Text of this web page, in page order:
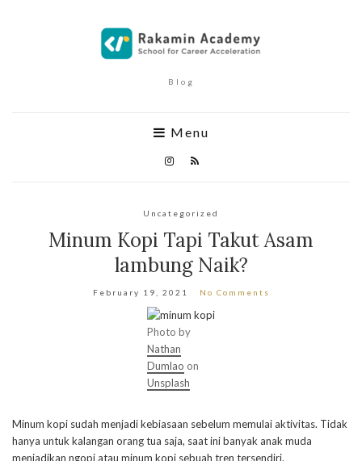
Blog
Menu
Uncategorized
Minum Kopi Tapi Takut Asam
lambung Naik?
February 19, 2021 No Comments
Photo by
Nathan
Dumlao on
Unsplash
Minum kopi sudah menjadi kebiasaan sebelum memulai aktivitas. Tidak
hanya untuk kalangan orang tua saja, saat ini banyak anak muda
menjadikan ngopi atau minum kopi sebuah tren tersendiri.